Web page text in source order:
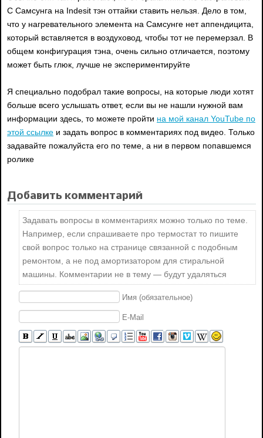
С Самсунга на Indesit тэн оттайки ставить нельзя. Дело в том,
что у нагревательного элемента на Самсунге нет аппендицита,
который вставляется в воздуховод, чтобы тот не перемерзал. В
общем конфигурация тэна, очень сильно отличается, поэтому
может быть глюк, лучше не экспериментируйте
Я специально подобрал такие вопросы, на которые люди хотят
больше всего услышать ответ, если вы не нашли нужной вам
информации здесь, то можете пройти на мой канал YouTube по
этой ссылке и задать вопрос в комментариях под видео. Только
задавайте пожалуйста его по теме, а ни в первом попавшемся
ролике
Добавить комментарий
Задавать вопросы в комментариях можно только по теме.
Например, если спрашиваете про термостат то пишите
свой вопрос только на странице связанной с подобным
ремонтом, а не под амортизатором для стиральной
машины. Комментарии не в тему — будут удаляться
Имя (обязательное)
E-Mail